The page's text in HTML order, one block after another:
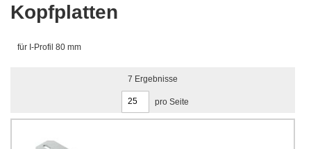
Kopfplatten
für I-Profil 80 mm
7 Ergebnisse
pro Seite